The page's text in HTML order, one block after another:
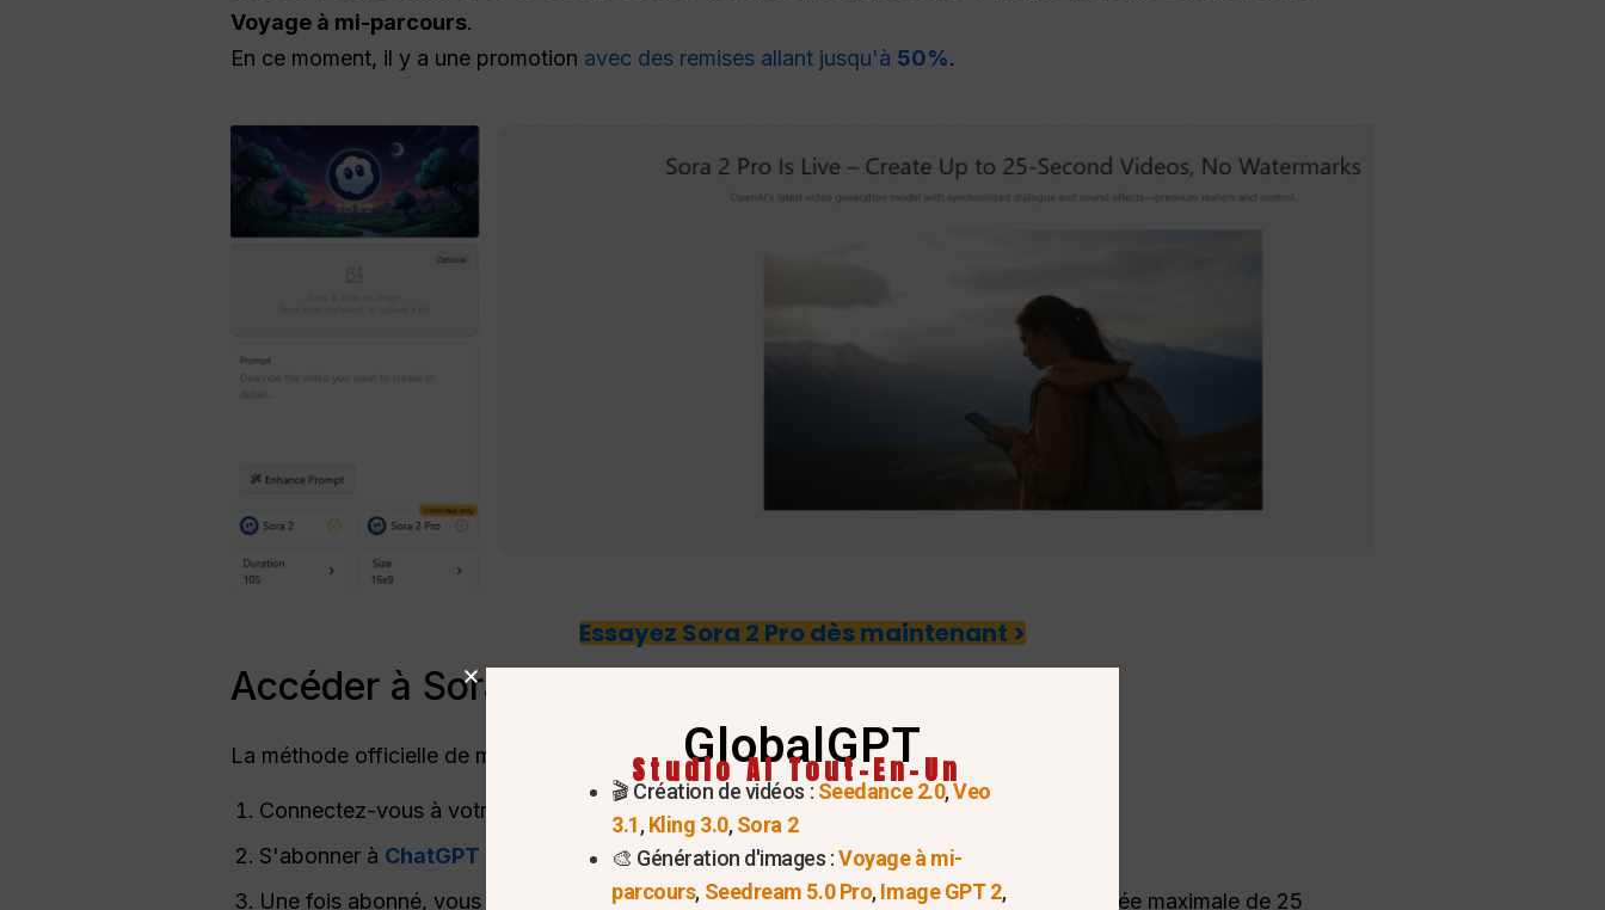
Voyage à mi-parcours.
En ce moment, il y a une promotion avec des remises allant jusqu'à 50%.
Essayez Sora 2 Pro dès maintenant >
Accéder à Sora 2 Pro via ChatGPT Pro
La méthode officielle de mise à niveau nécessite unAbonnement ChatGPT Pro
Connectez-vous à votre Compte OpenAI
S'abonner à ChatGPT Pro ($200/mois)si ce n'est déjà fait.
Une fois abonné, vous pouvez sélectionner Sora 2 Pro et générer des vidéos d'une durée maximale de 25
GlobalGPT
Studio AI Tout-En-Un
🎬 Création de vidéos : Seedance 2.0,Veo
3.1,Kling 3.0,Sora 2
🎨 Génération d'images :Voyage à mi-
parcours, Seedream 5.0 Pro,Image GPT 2,